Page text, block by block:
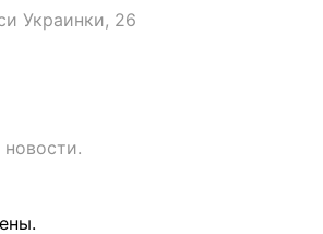
Украинки, 26